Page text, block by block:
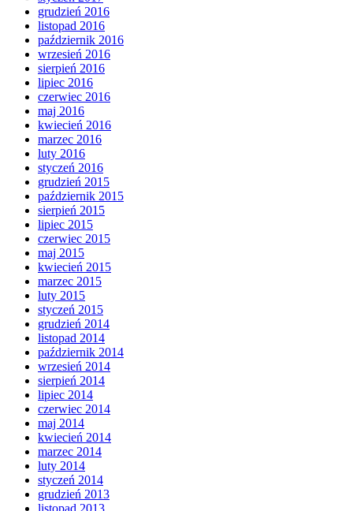
grudzień 2016
listopad 2016
październik 2016
wrzesień 2016
sierpień 2016
lipiec 2016
czerwiec 2016
maj 2016
kwiecień 2016
marzec 2016
luty 2016
styczeń 2016
grudzień 2015
październik 2015
sierpień 2015
lipiec 2015
czerwiec 2015
maj 2015
kwiecień 2015
marzec 2015
luty 2015
styczeń 2015
grudzień 2014
listopad 2014
październik 2014
wrzesień 2014
sierpień 2014
lipiec 2014
czerwiec 2014
maj 2014
kwiecień 2014
marzec 2014
luty 2014
styczeń 2014
grudzień 2013
listopad 2013